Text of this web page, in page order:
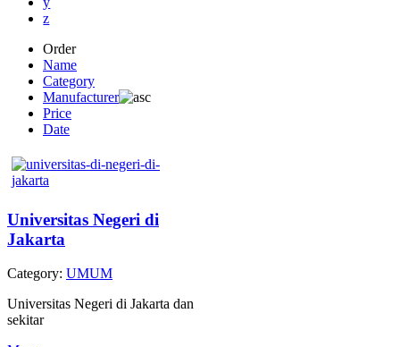
z
Order
Name
Category
Manufacturer
Price
Date
Universitas Negeri di
Jakarta
Category: UMUM
Universitas Negeri di Jakarta dan
sekitar